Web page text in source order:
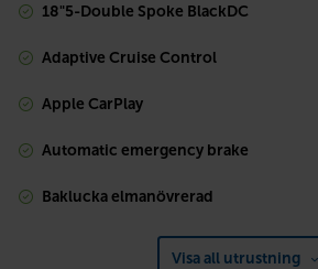
18"5-Double Spoke BlackDC
Adaptive Cruise Control
Apple CarPlay
Automatic emergency brake
Baklucka elmanövrerad
Visa all utrustning